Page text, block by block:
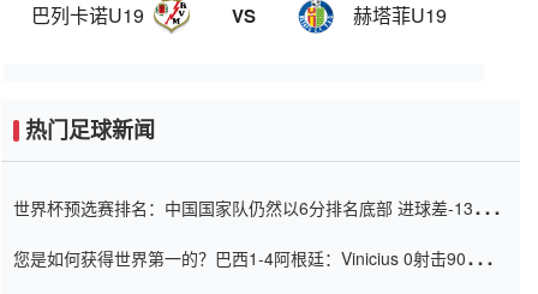
巴列卡诺U19 VS 赫塔菲U19
热门足球新闻
世界杯预选赛排名：中国国家队仍然以6分排名底部 进球差-13令人
您是如何获得世界第一的？巴西1-4阿根廷：Vinicius 0射击90分钟